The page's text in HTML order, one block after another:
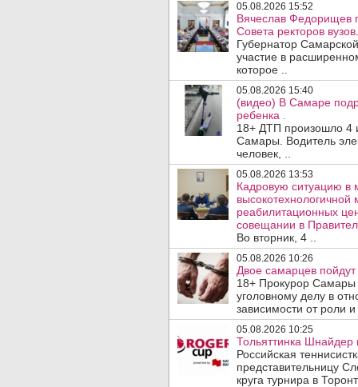
05.08.2026 15:52
Вячеслав Федорищев
Совета ректоров вузов.
Губернатор
участие в
которое ..
05.08.2026 15:40
(видео) В Самаре
ребенка .
18+ ДТП произошло
Самары. Водитель
человек, ..
05.08.2026 13:53
Кадровую ситуацию в
реабилитационных
совещании в
Во вторник, 4 ..
05.08.2026 10:26
Двое самарцев пойдут
18+ Прокурор Самары
уголовному делу в
зависимости от роли
05.08.2026 10:25
Тольяттинка Шнайдер
Российская
представительницу
круга турнира в